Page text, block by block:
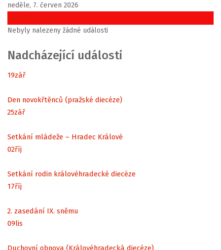
neděle, 7. červen 2026
Následující den
Nebyly nalezeny žádné události
Nadcházející události
19zář
Den novokřtěnců (pražské diecéze)
25zář
Setkání mládeže – Hradec Králové
02říj
Setkání rodin královéhradecké diecéze
17říj
2. zasedání IX. sněmu
09lis
Duchovní obnova (Královéhradecká diecéze)